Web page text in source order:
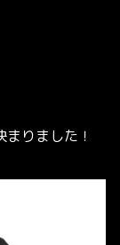
りました！